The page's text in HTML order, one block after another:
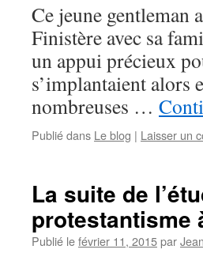
Ce jeune gentleman
Finistère avec sa
un appui précieux
s’implantaient alors
nombreuses …
Publié dans Le blog | Laisser un
La suite de
protestantisme
Publié lefévrier 11, 2015par